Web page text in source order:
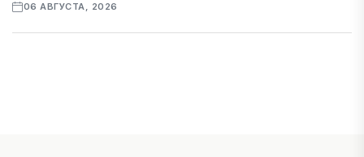
06 АВГУСТА, 2026